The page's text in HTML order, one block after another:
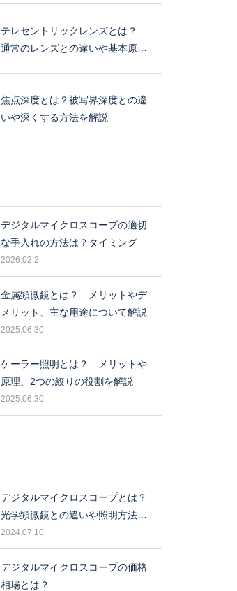
テレセントリックレンズとは？
通常のレンズとの違いや基本原
焦点深度とは？被写界深度との違
いや深くする方法を解説
デジタルマイクロスコープの適切
な手入れの方法は？タイミングや
保管場所も解説！
2026.02.2
金属顕微鏡とは？ メリットやデ
メリット、主な用途について解説
2025.06.30
ケーラー照明とは？ メリットや
原理、2つの絞りの役割を解説
2025.06.30
デジタルマイクロスコープとは？
光学顕微鏡との違いや照明方法に
ついて解説！
2024.07.10
デジタルマイクロスコープの価格
相場とは？